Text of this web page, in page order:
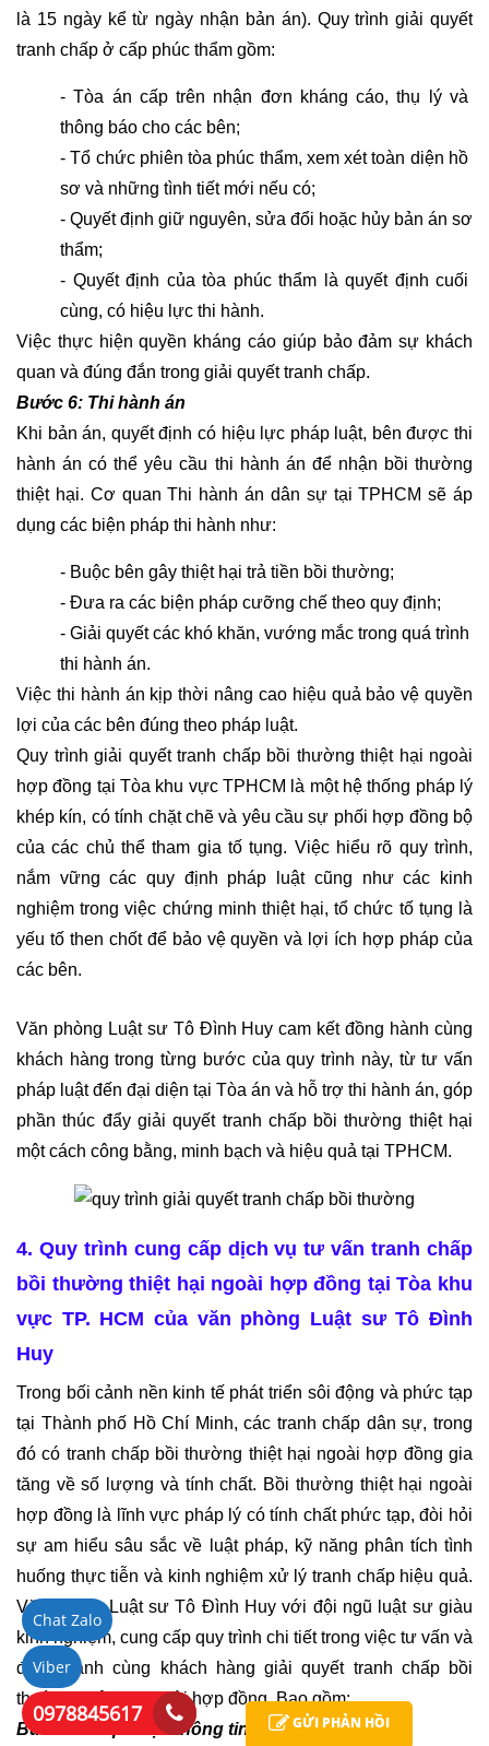
là 15 ngày kể từ ngày nhận bản án). Quy trình giải quyết
tranh chấp ở cấp phúc thẩm gồm:
- Tòa án cấp trên nhận đơn kháng cáo, thụ lý và
thông báo cho các bên;
- Tổ chức phiên tòa phúc thẩm, xem xét toàn diện hồ
sơ và những tình tiết mới nếu có;
- Quyết định giữ nguyên, sửa đổi hoặc hủy bản án sơ
thẩm;
- Quyết định của tòa phúc thẩm là quyết định cuối
cùng, có hiệu lực thi hành.
Việc thực hiện quyền kháng cáo giúp bảo đảm sự khách
quan và đúng đắn trong giải quyết tranh chấp.
Bước 6: Thi hành án
Khi bản án, quyết định có hiệu lực pháp luật, bên được thi
hành án có thể yêu cầu thi hành án để nhận bồi thường
thiệt hại. Cơ quan Thi hành án dân sự tại TPHCM sẽ áp
dụng các biện pháp thi hành như:
- Buộc bên gây thiệt hại trả tiền bồi thường;
- Đưa ra các biện pháp cưỡng chế theo quy định;
- Giải quyết các khó khăn, vướng mắc trong quá trình
thi hành án.
Việc thi hành án kịp thời nâng cao hiệu quả bảo vệ quyền
lợi của các bên đúng theo pháp luật.
Quy trình giải quyết tranh chấp bồi thường thiệt hại ngoài
hợp đồng tại Tòa khu vực TPHCM là một hệ thống pháp lý
khép kín, có tính chặt chẽ và yêu cầu sự phối hợp đồng bộ
của các chủ thể tham gia tố tụng. Việc hiểu rõ quy trình,
nắm vững các quy định pháp luật cũng như các kinh
nghiệm trong việc chứng minh thiệt hại, tổ chức tố tụng là
yếu tố then chốt để bảo vệ quyền và lợi ích hợp pháp của
các bên.
Văn phòng Luật sư Tô Đình Huy cam kết đồng hành cùng
khách hàng trong từng bước của quy trình này, từ tư vấn
pháp luật đến đại diện tại Tòa án và hỗ trợ thi hành án, góp
phần thúc đẩy giải quyết tranh chấp bồi thường thiệt hại
một cách công bằng, minh bạch và hiệu quả tại TPHCM.
4. Quy trình cung cấp dịch vụ tư vấn tranh chấp
bồi thường thiệt hại ngoài hợp đồng tại Tòa khu
vực TP. HCM của văn phòng Luật sư Tô Đình
Huy
Trong bối cảnh nền kinh tế phát triển sôi động và phức tạp
tại Thành phố Hồ Chí Minh, các tranh chấp dân sự, trong
đó có tranh chấp bồi thường thiệt hại ngoài hợp đồng gia
tăng về số lượng và tính chất. Bồi thường thiệt hại ngoài
hợp đồng là lĩnh vực pháp lý có tính chất phức tạp, đòi hỏi
sự am hiểu sâu sắc về luật pháp, kỹ năng phân tích tình
huống thực tiễn và kinh nghiệm xử lý tranh chấp hiệu quả.
Văn phòng Luật sư Tô Đình Huy với đội ngũ luật sư giàu
kinh nghiệm, cung cấp quy trình chi tiết trong việc tư vấn và
đồng hành cùng khách hàng giải quyết tranh chấp bồi
thường thiệt hại ngoài hợp đồng. Bao gồm:
Bước 1: Tiếp nhận thông tin và hồ sơ vụ việc
GỬI PHẢN HỒI
Viber
Chat Zalo
0978845617